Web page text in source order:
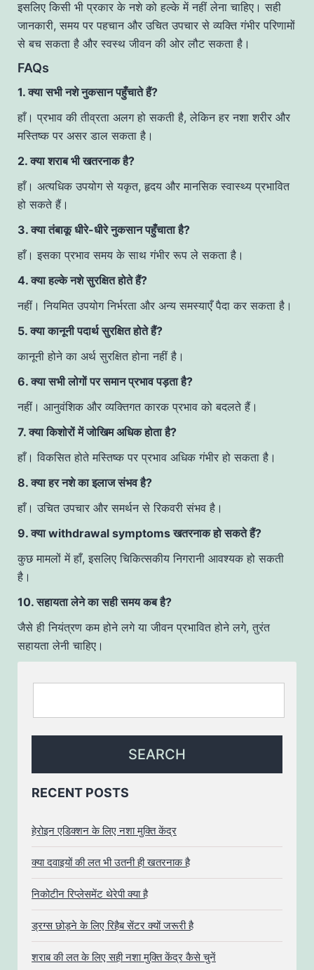
इसलिए किसी भी प्रकार के नशे को हल्के में नहीं लेना चाहिए। सही
जानकारी, समय पर पहचान और उचित उपचार से व्यक्ति गंभीर परिणामों
से बच सकता है और स्वस्थ जीवन की ओर लौट सकता है।
FAQs
1. क्या सभी नशे नुकसान पहुँचाते हैं?
हाँ। प्रभाव की तीव्रता अलग हो सकती है, लेकिन हर नशा शरीर और
मस्तिष्क पर असर डाल सकता है।
2. क्या शराब भी खतरनाक है?
हाँ। अत्यधिक उपयोग से यकृत, हृदय और मानसिक स्वास्थ्य प्रभावित
हो सकते हैं।
3. क्या तंबाकू धीरे-धीरे नुकसान पहुँचाता है?
हाँ। इसका प्रभाव समय के साथ गंभीर रूप ले सकता है।
4. क्या हल्के नशे सुरक्षित होते हैं?
नहीं। नियमित उपयोग निर्भरता और अन्य समस्याएँ पैदा कर सकता है।
5. क्या कानूनी पदार्थ सुरक्षित होते हैं?
कानूनी होने का अर्थ सुरक्षित होना नहीं है।
6. क्या सभी लोगों पर समान प्रभाव पड़ता है?
नहीं। आनुवंशिक और व्यक्तिगत कारक प्रभाव को बदलते हैं।
7. क्या किशोरों में जोखिम अधिक होता है?
हाँ। विकसित होते मस्तिष्क पर प्रभाव अधिक गंभीर हो सकता है।
8. क्या हर नशे का इलाज संभव है?
हाँ। उचित उपचार और समर्थन से रिकवरी संभव है।
9. क्या withdrawal symptoms खतरनाक हो सकते हैं?
कुछ मामलों में हाँ, इसलिए चिकित्सकीय निगरानी आवश्यक हो सकती
है।
10. सहायता लेने का सही समय कब है?
जैसे ही नियंत्रण कम होने लगे या जीवन प्रभावित होने लगे, तुरंत
सहायता लेनी चाहिए।
RECENT POSTS
हेरोइन एडिक्शन के लिए नशा मुक्ति केंद्र
क्या दवाइयों की लत भी उतनी ही खतरनाक है
निकोटीन रिप्लेसमेंट थेरेपी क्या है
ड्रग्स छोड़ने के लिए रिहैब सेंटर क्यों जरूरी है
शराब की लत के लिए सही नशा मुक्ति केंद्र कैसे चुनें